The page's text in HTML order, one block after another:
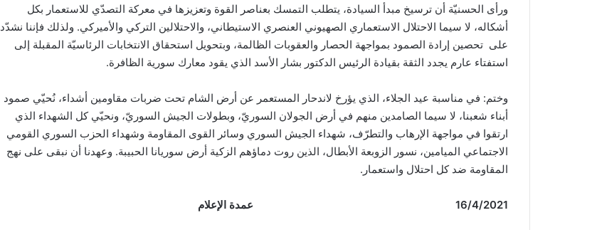
ورأى الحسنيّة أن ترسيخ مبدأ السيادة، يتطلب التمسك بعناصر القوة وتعزيزها في معركة التصدّي للاستعمار بكل
أشكاله، لا سيما الاحتلال الاستعماري الصهيوني العنصري الاستيطاني، والاحتلالين التركي والأميركي. ولذلك فإننا نشدّد
على تحصين إرادة الصمود بمواجهة الحصار والعقوبات الظالمة، وبتحويل استحقاق الانتخابات الرئاسيّة المقبلة إلى
استفتاء عارم يجدد الثقة بقيادة الرئيس الدكتور بشار الأسد الذي يقود معارك سورية الظافرة.
وختم: في مناسبة عيد الجلاء، الذي يؤرخ لاندحار المستعمر عن أرض الشام تحت ضربات مقاومين أشداء، نُحيّي صمود
أبناء شعبنا، لا سيما الصامدين منهم في أرض الجولان السوريّ، وبطولات الجيش السوريّ، ونحيّي كل الشهداء الذي
ارتقوا في مواجهة الإرهاب والتطرّف، شهداء الجيش السوري وسائر القوى المقاومة وشهداء الحزب السوري القومي
الاجتماعي الميامين، نسور الزوبعة الأبطال، الذين روت دماؤهم الزكية أرض سوريانا الحبيبة. وعهدنا أن نبقى على نهج
المقاومة ضد كل احتلال واستعمار.
16/4/2021 عمدة الإعلام